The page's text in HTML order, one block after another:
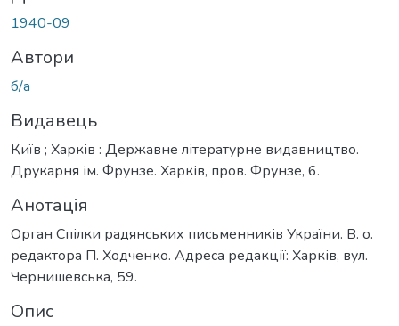
1940-09
Автори
б/а
Видавець
Київ ; Харків : Державне літературне видавництво.
Друкарня ім. Фрунзе. Харків, пров. Фрунзе, 6.
Анотація
Орган Спілки радянських письменників України. В. о.
редактора П. Ходченко. Адреса редакції: Харків, вул.
Чернишевська, 59.
Опис